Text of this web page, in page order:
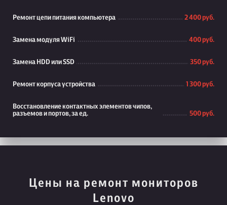
Ремонт цепи питания компьютера 2 400 руб.
Замена модуля WiFi 400 руб.
Замена HDD или SSD 350 руб.
Ремонт корпуса устройства 1 300 руб.
Восстановление контактных элементов чипов,
разъемов и портов, за ед.
500 руб.
Цены на ремонт мониторов
Lenovo